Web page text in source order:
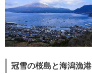
冠雪の桜島と海潟漁港